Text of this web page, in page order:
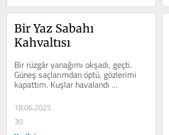
Bir Yaz Sabahı
Kahvaltısı
Bir rüzgâr yanağımı okşadı, geçti.
Güneş saçlarımdan öptü, gözlerimi
kapattım. Kuşlar havalandı
yüreğimden yüreğine. Islatmayan...
18.06.2025
30